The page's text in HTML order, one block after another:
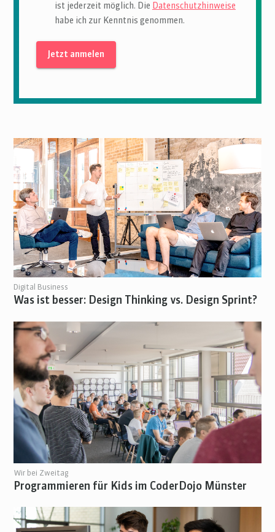
ist jederzeit möglich. Die
Datenschutzhinweise
habe ich zur Kenntnis genommen.
Digital Business
Was ist besser: Design Thinking vs. Design Sprint?
Wir bei Zweitag
Programmieren für Kids im CoderDojo Münster